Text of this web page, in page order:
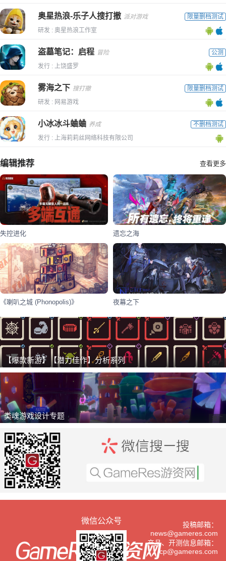
奥星热浪-乐子人搜打撤 派对游戏
限量删档测试
研发 : 奥星热浪工作室
盗墓笔记：启程 冒险
公测
发行 : 上饶盛罗
雾海之下 搜打撤
限量删档测试
研发 : 网易游戏
小冰冰斗蛐蛐 养成
不删档测试
发行 : 上海莉莉丝网络科技有限公司
编辑推荐 查看更多
失控进化 遗忘之海
《喇叭之城 (Phonopolis)》 夜幕之下
【爆款新游】【潜力佳作】分析系列 推广
类魂游戏设计专题 推广
微信公众号
投稿邮箱：
news@gameres.com
产品、开测信息邮箱：
cp@gameres.com